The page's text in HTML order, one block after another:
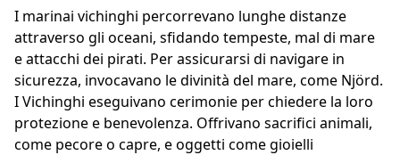
I marinai vichinghi percorrevano lunghe distanze
attraverso gli oceani, sfidando tempeste, mal di mare
e attacchi dei pirati. Per assicurarsi di navigare in
sicurezza, invocavano le divinità del mare, come Njörd.
I Vichinghi eseguivano cerimonie per chiedere la loro
protezione e benevolenza. Offrivano sacrifici animali,
come pecore o capre, e oggetti come gioielli